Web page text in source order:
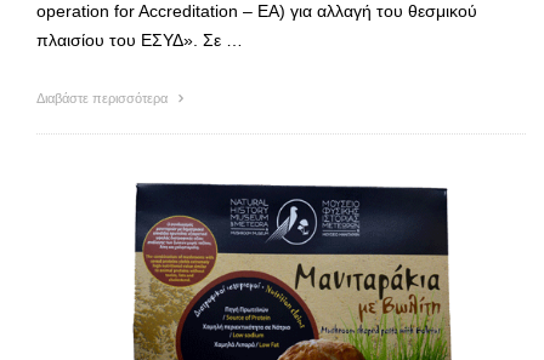
operation for Accreditation – EA) για αλλαγή του θεσμικού
πλαισίου του ΕΣΥΔ». Σε …
Διαβάστε περισσότερα